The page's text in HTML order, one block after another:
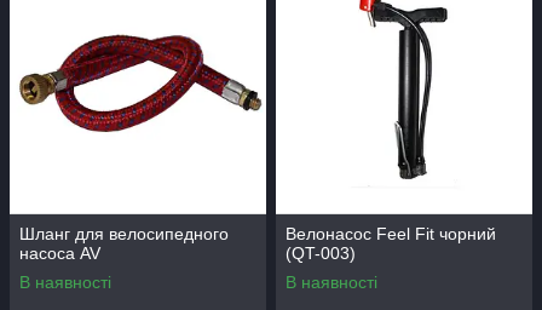
Шланг для велосипедного
насоса AV
В наявності
Велонасос Feel Fit чорний
(QT-003)
В наявності